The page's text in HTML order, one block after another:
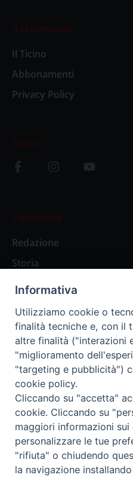
Il settimanale
Il Ticino
Abbonamenti
Privacy Policy
Social
L’editoriale
Redazione
Storia
Abbonamenti
Abbonamento Annuale
Abbonamento Annuale
Abbonamento Singola
Redazione: Pavia, Piazza
IVA: 00213430184
Informativa
Utilizziamo cookie o
finalità tecniche e, con il
altre finalità ("interazioni
"miglioramento
"targeting e pubblicità")
cookie policy.
Cliccando su "accetta"
cookie. Cliccando su
maggiori informazioni
personalizzare le tue
"rifiuta" o chiudendo
la navigazione